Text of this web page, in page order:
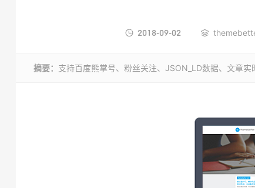
 2018-09-02 
摘要： 支持百度熊掌号、粉丝关注、JSON_LD数据、文章实